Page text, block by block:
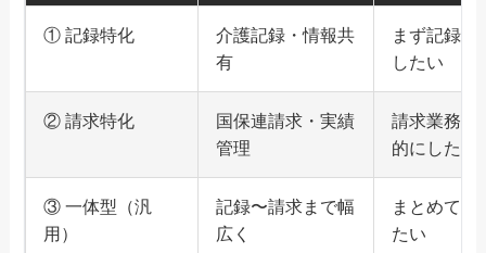
① 記録特化
介護記録・情報共
有
まず記録の
したい
② 請求特化
国保連請求・実績
管理
請求業務を
的にしたい
③ 一体型（汎
用）
記録〜請求まで幅
広く
まとめて一
たい